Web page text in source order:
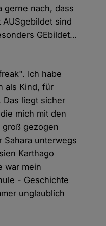
gerne nach, dass
sind
GEbildet…
Ich habe
als Kind, für
Das liegt sicher
mich mit den
groß gezogen
Sahara unterwegs
Karthago
war mein
- Geschichte
unglaublich